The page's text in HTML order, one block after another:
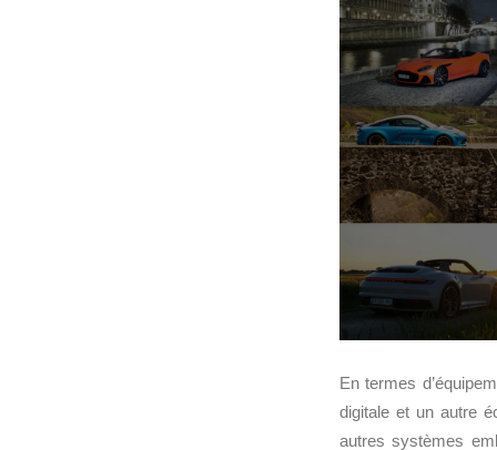
En termes
digitale et un autre
autres systèmes